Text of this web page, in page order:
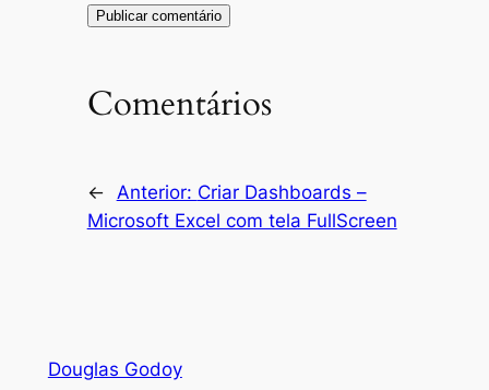
Comentários
← Anterior: Criar Dashboards –
Microsoft Excel com tela FullScreen
Douglas Godoy